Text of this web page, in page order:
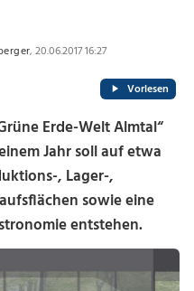
, 20.06.2017 16:27
Vorlesen
Erde-Welt Almtal“
Jahr soll auf etwa
, Lager-,
sowie eine
entstehen.